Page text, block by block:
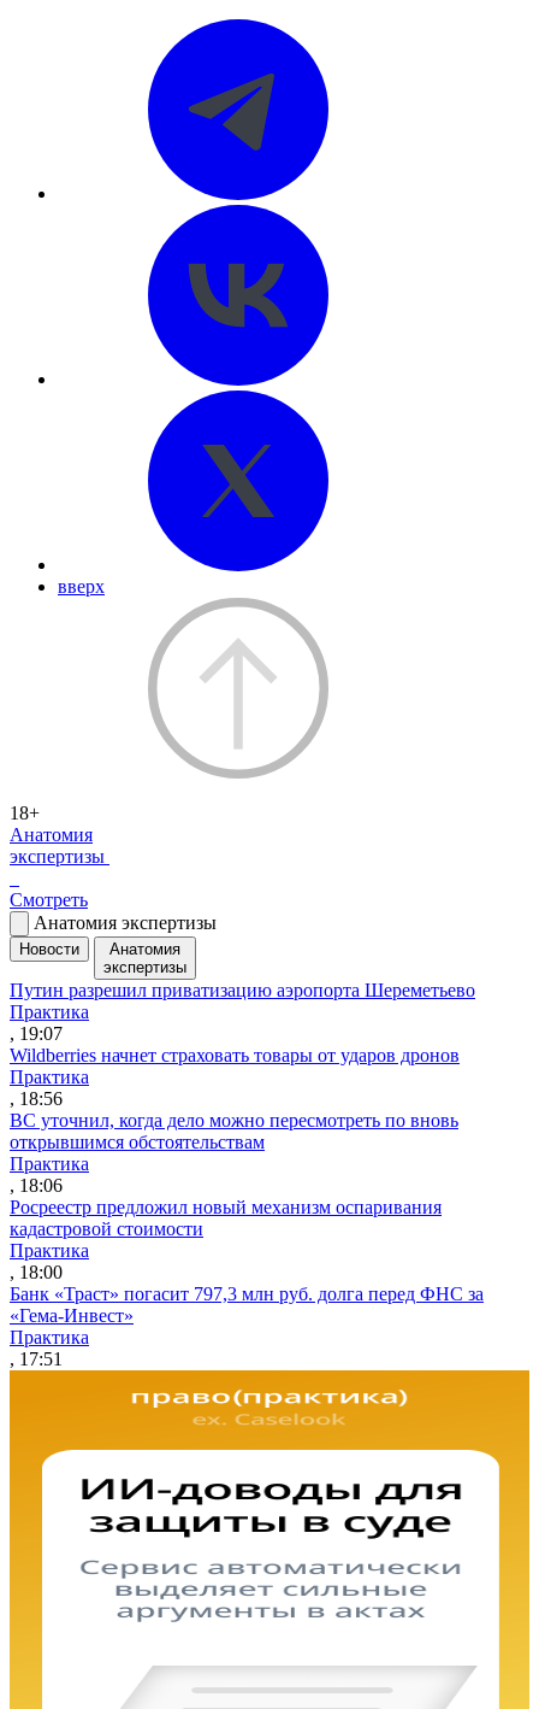
вверх
18+
Анатомия
экспертизы
Смотреть
Анатомия экспертизы
Новости
Анатомия
экспертизы
Путин разрешил приватизацию аэропорта Шереметьево
Практика
, 19:07
Wildberries начнет страховать товары от ударов дронов
Практика
, 18:56
ВС уточнил, когда дело можно пересмотреть по вновь
открывшимся обстоятельствам
Практика
, 18:06
Росреестр предложил новый механизм оспаривания
кадастровой стоимости
Практика
, 18:00
Банк «Траст» погасит 797,3 млн руб. долга перед ФНС за
«Гема-Инвест»
Практика
, 17:51